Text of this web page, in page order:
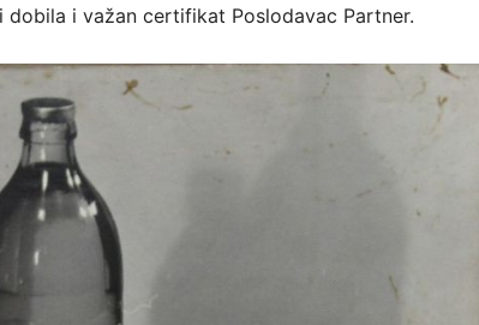
i važan certifikat Poslodavac Partner.